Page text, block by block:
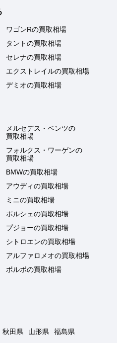
ワゴンRの買取相場
タントの買取相場
セレナの買取相場
エクストレイルの買取相場
デミオの買取相場
メルセデス・ベンツの
買取相場
フォルクス・ワーゲンの
買取相場
BMWの買取相場
アウディの買取相場
ミニの買取相場
ポルシェの買取相場
プジョーの買取相場
シトロエンの買取相場
アルファロメオの買取相場
ボルボの買取相場
秋田県 山形県
福島県